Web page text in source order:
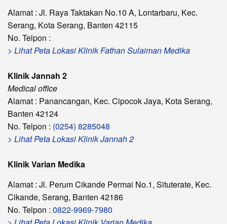
Alamat : Jl. Raya Taktakan No.10 A, Lontarbaru, Kec.
Serang, Kota Serang, Banten 42115
No. Telpon :
> Lihat Peta Lokasi Klinik Fathan Sulaiman Medika
Klinik Jannah 2
Medical office
Alamat : Panancangan, Kec. Cipocok Jaya, Kota Serang,
Banten 42124
No. Telpon : (0254) 8285048
> Lihat Peta Lokasi Klinik Jannah 2
Klinik Varian Medika
Alamat : Jl. Perum Cikande Permai No.1, Situterate, Kec.
Cikande, Serang, Banten 42186
No. Telpon : 0822-9969-7980